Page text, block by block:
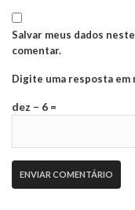
Salvar meus dados
comentar.
Digite uma resposta em
dez − 6 =